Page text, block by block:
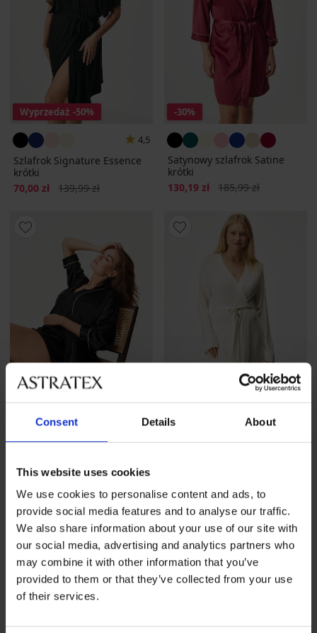
Consent Details About
This website uses cookies
We use cookies to personalise content and ads, to
provide social media features and to analyse our traffic.
We also share information about your use of our site with
our social media, advertising and analytics partners who
may combine it with other information that you’ve
provided to them or that they’ve collected from your use
of their services.
Wyprzedaż -50%
4,5
Szlafrok Signature Essence
krótki
Zniżka
70,00 zł Pierwotna cena
139,99 zł
-30%
Satynowy szlafrok Satine
krótki
Zniżka
130,19 zł Pierwotna cena
185,99 zł
krótki
Zniżka
130,19 zł Pierwotna cena
185,99 zł
5
148,99 zł